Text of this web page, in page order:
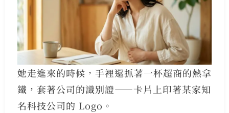
她走進來的時候，手裡還抓著一杯超商的熱拿
鐵，套著公司的識別證——卡片上印著某家知
名科技公司的 Logo。